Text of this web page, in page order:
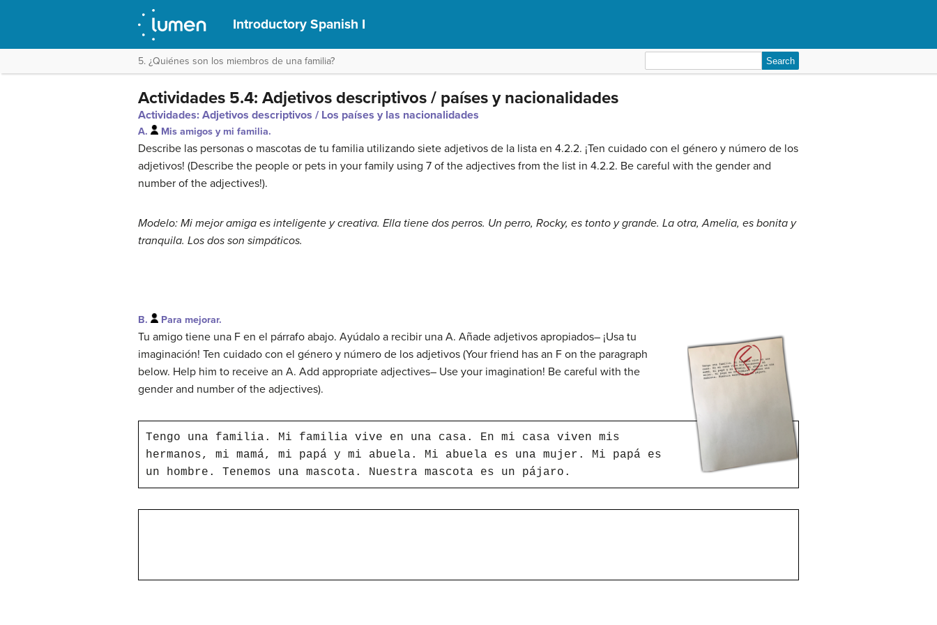
Introductory Spanish I
5. ¿Quiénes son los miembros de una familia?
for:
Actividades 5.4: Adjetivos descriptivos / países y nacionalidades
Actividades: Adjetivos descriptivos / Los países y las nacionalidades
A. Mis amigos y mi familia.
Describe las personas o mascotas de tu familia utilizando siete adjetivos de la lista en 4.2.2. ¡Ten cuidado con el género y número de los
adjetivos! (Describe the people or pets in your family using 7 of the adjectives from the list in 4.2.2. Be careful with the gender and
number of the adjectives!).
Modelo: Mi mejor amiga es inteligente y creativa. Ella tiene dos perros. Un perro, Rocky, es tonto y grande. La otra, Amelia, es bonita y
tranquila. Los dos son simpáticos.
B. Para mejorar.
Tu amigo tiene una F en el párrafo abajo. Ayúdalo a recibir una A. Añade adjetivos apropiados– ¡Usa tu
imaginación! Ten cuidado con el género y número de los adjetivos (Your friend has an F on the paragraph
below. Help him to receive an A. Add appropriate adjectives– Use your imagination! Be careful with the
gender and number of the adjectives).
Tengo una familia. Mi familia vive en una casa. En mi casa viven mis
hermanos, mi mamá, mi papá y mi abuela. Mi abuela es una mujer. Mi papá es
un hombre. Tenemos una mascota. Nuestra mascota es un pájaro.